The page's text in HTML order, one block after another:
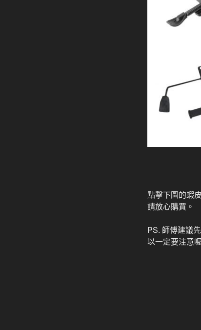
點擊下圖的蝦
請放心購買。
PS. 師傅建議
以一定要注意